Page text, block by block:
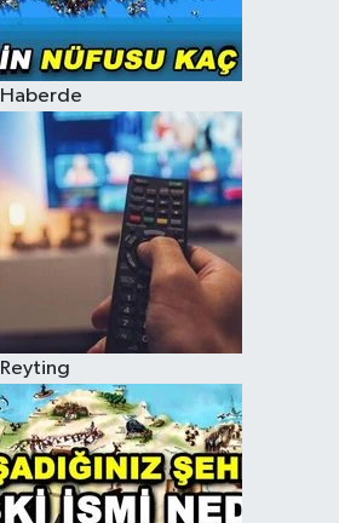
Haberde
Reyting